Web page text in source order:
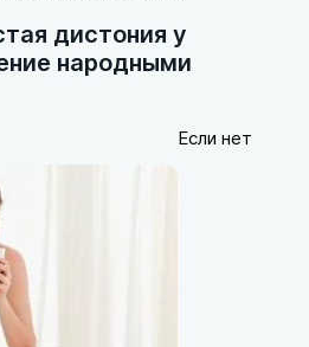
дистония у
народными
Если нет